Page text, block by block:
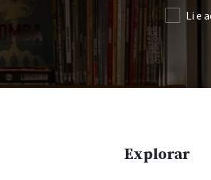
Li e
Explorar